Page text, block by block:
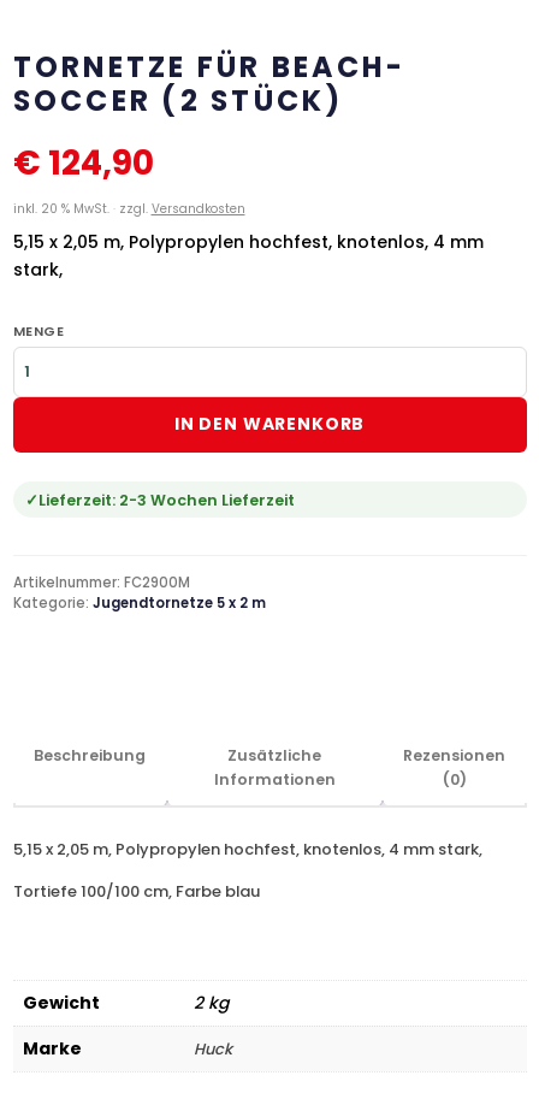
TORNETZE FÜR BEACH-
SOCCER (2 STÜCK)
€ 124,90
inkl. 20 % MwSt. zzgl. Versandkosten
5,15 x 2,05 m, Polypropylen hochfest, knotenlos, 4 mm
stark,
MENGE
IN DEN WARENKORB
Lieferzeit: 2-3 Wochen Lieferzeit
Artikelnummer: FC2900M
Kategorie: Jugendtornetze 5 x 2 m
Beschreibung
Zusätzliche
Informationen
Rezensionen
(0)
5,15 x 2,05 m, Polypropylen hochfest, knotenlos, 4 mm stark,
Tortiefe 100/100 cm, Farbe blau
Gewicht
2 kg
Marke
Huck